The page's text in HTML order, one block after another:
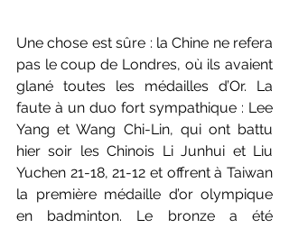
Une chose est sûre : la Chine ne refera
pas le coup de Londres, où ils avaient
glané toutes les médailles d’Or. La
faute à un duo fort sympathique : Lee
Yang et Wang Chi-Lin, qui ont battu
hier soir les Chinois Li Junhui et Liu
Yuchen 21-18, 21-12 et offrent à Taiwan
la première médaille d’or olympique
en badminton. Le bronze a été